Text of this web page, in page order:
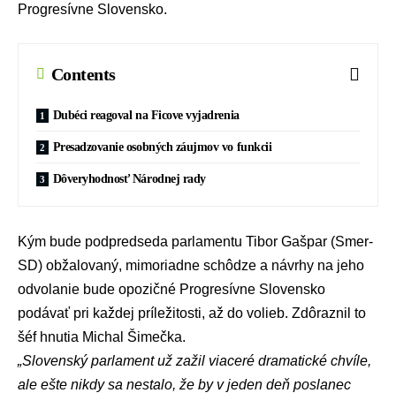
Progresívne Slovensko.
Contents
Dubéci reagoval na Ficove vyjadrenia
Presadzovanie osobných záujmov vo funkcii
Dôveryhodnosť Národnej rady
Kým bude podpredseda parlamentu Tibor Gašpar (Smer-
SD) obžalovaný, mimoriadne schôdze a návrhy na jeho
odvolanie bude opozičné Progresívne Slovensko
podávať pri každej príležitosti, až do volieb. Zdôraznil to
šéf hnutia Michal Šimečka.
„Slovenský parlament už zažil viaceré dramatické chvíle,
ale ešte nikdy sa nestalo, že by v jeden deň poslanec